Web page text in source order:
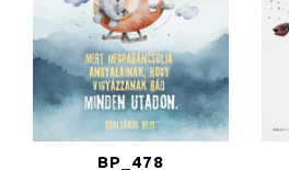
BP_478